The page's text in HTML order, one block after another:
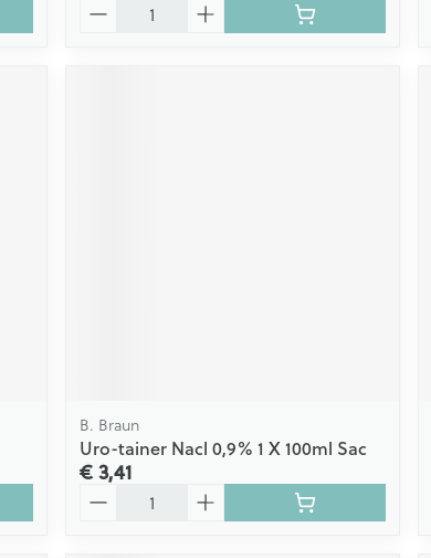
B. Braun
Uro-tainer Nacl 0,9% 1 X 100ml Sac
€ 3,41